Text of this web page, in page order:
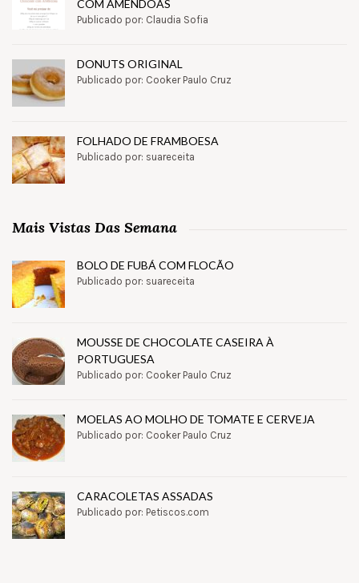
COM AMÊNDOAS
Publicado por: Claudia Sofia
DONUTS ORIGINAL
Publicado por: Cooker Paulo Cruz
FOLHADO DE FRAMBOESA
Publicado por: suareceita
Mais Vistas Das Semana
BOLO DE FUBÁ COM FLOCÃO
Publicado por: suareceita
MOUSSE DE CHOCOLATE CASEIRA À
PORTUGUESA
Publicado por: Cooker Paulo Cruz
MOELAS AO MOLHO DE TOMATE E CERVEJA
Publicado por: Cooker Paulo Cruz
CARACOLETAS ASSADAS
Publicado por: Petiscos.com